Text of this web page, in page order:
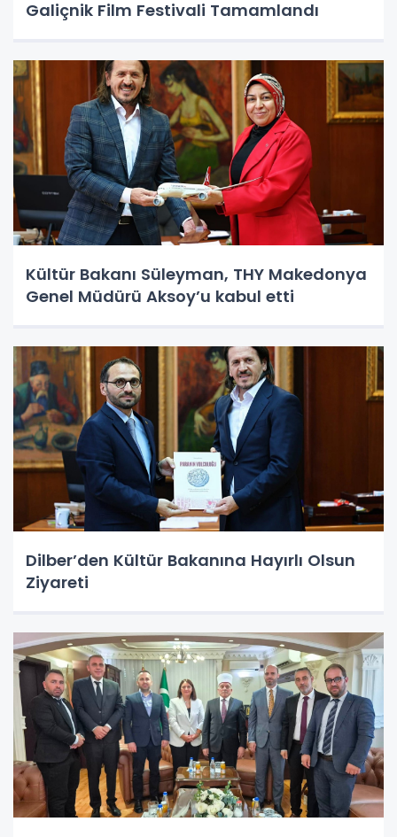
Galiçnik Film Festivali Tamamlandı
Kültür Bakanı Süleyman, THY Makedonya
Genel Müdürü Aksoy’u kabul etti
Dilber’den Kültür Bakanına Hayırlı Olsun
Ziyareti